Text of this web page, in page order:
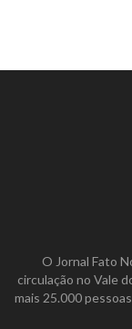
O Jornal Fato
circulação no Vale
mais 25.000